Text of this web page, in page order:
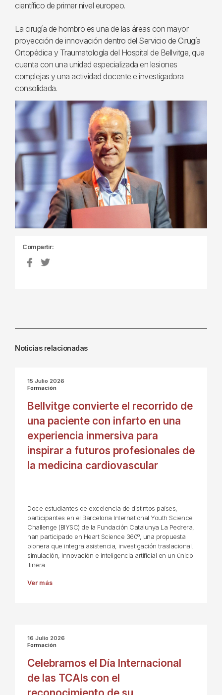
científico de primer nivel europeo.
La cirugía de hombro es una de las áreas con mayor
proyección de innovación dentro del Servicio de Cirugía
Ortopédica y Traumatología del Hospital de Bellvitge, que
cuenta con una unidad especializada en lesiones
complejas y una actividad docente e investigadora
consolidada.
Compartir:
Noticias relacionadas
15 Julio 2026
Formación
Bellvitge convierte el recorrido de
una paciente con infarto en una
experiencia inmersiva para
inspirar a futuros profesionales de
la medicina cardiovascular
Doce estudiantes de excelencia de distintos países,
participantes en el Barcelona International Youth Science
Challenge (BIYSC) de la Fundación Catalunya La Pedrera,
han participado en Heart Science 360º, una propuesta
pionera que integra asistencia, investigación traslacional,
simulación, innovación e inteligencia artificial en un único
itinera
Ver más
16 Julio 2026
Formación
Celebramos el Día Internacional
de las TCAIs con el